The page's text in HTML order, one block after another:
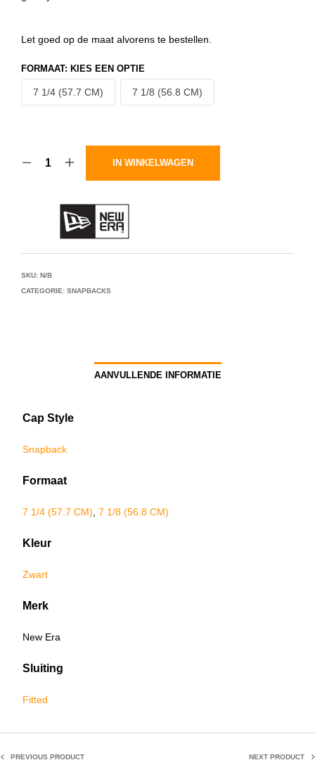
Let goed op de maat alvorens te bestellen.
FORMAAT: KIES EEN OPTIE
7 1/4 (57.7 CM) 7 1/8 (56.8 CM)
IN WINKELWAGEN
SKU: N/B
CATEGORIE: SNAPBACKS
AANVULLENDE INFORMATIE
Cap Style
Snapback
Formaat
7 1/4 (57.7 CM) 7 1/8 (56.8 CM)
Kleur
Zwart
Merk
New Era
Sluiting
Fitted
PREVIOUS PRODUCT NEXT PRODUCT